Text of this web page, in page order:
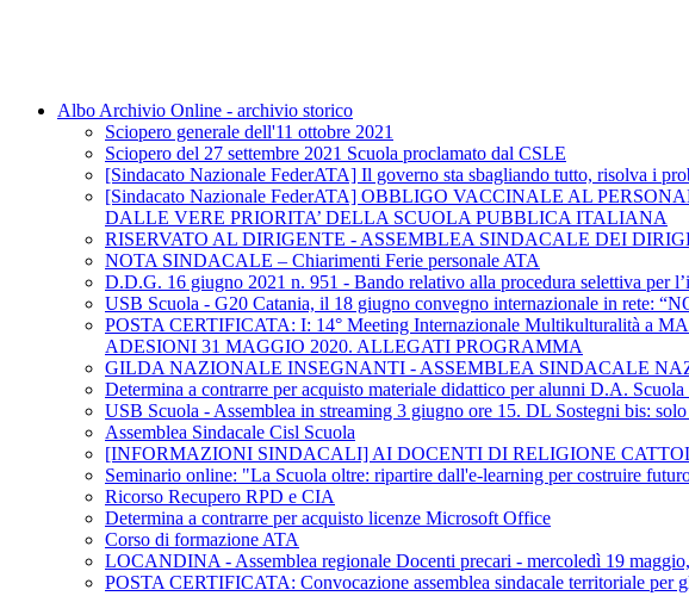
Albo Archivio Online - archivio storico
Sciopero generale dell'11 ottobre 2021
Sciopero del 27 settembre 2021 Scuola proclamato dal CSLE
[Sindacato Nazionale FederATA] Il governo sta sbagliando tutto, risolva i
[Sindacato Nazionale FederATA] OBBLIGO VACCINALE AL
DALLE VERE PRIORITA’ DELLA SCUOLA PUBBLICA ITALIANA
RISERVATO AL DIRIGENTE - ASSEMBLEA SINDACALE DEI
NOTA SINDACALE – Chiarimenti Ferie personale ATA
D.D.G. 16 giugno 2021 n. 951 - Bando relativo alla procedura selettiva per
USB Scuola - G20 Catania, il 18 giugno convegno internazionale in rete:
POSTA CERTIFICATA: I: 14° Meeting Internazionale Multikulturalità a
ADESIONI 31 MAGGIO 2020. ALLEGATI PROGRAMMA
GILDA NAZIONALE INSEGNANTI - ASSEMBLEA SINDACALE
Determina a contrarre per acquisto materiale didattico per alunni D.A.
USB Scuola - Assemblea in streaming 3 giugno ore 15. DL Sostegni bis:
Assemblea Sindacale Cisl Scuola
[INFORMAZIONI SINDACALI] AI DOCENTI DI RELIGIONE
Seminario online: "La Scuola oltre: ripartire dall'e-learning per costruire
Ricorso Recupero RPD e CIA
Determina a contrarre per acquisto licenze Microsoft Office
Corso di formazione ATA
LOCANDINA - Assemblea regionale Docenti precari - mercoledì 19
POSTA CERTIFICATA: Convocazione assemblea sindacale territoriale